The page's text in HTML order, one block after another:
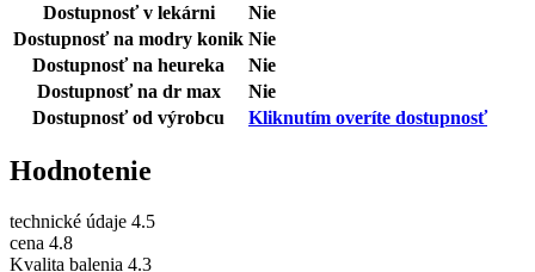
Dostupnosť v lekárni
Nie
Dostupnosť na modry konik Nie
Dostupnosť na heureka
Nie
Dostupnosť na dr max
Nie
Dostupnosť od výrobcu
Kliknutím overíte dostupnosť
Hodnotenie
technické údaje 4.5
cena 4.8
Kvalita balenia 4.3